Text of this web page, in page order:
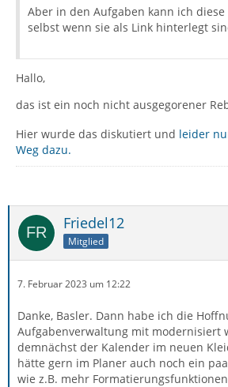
Aber in den Aufgaben kann ich
selbst wenn sie als Link hinterlegt
Hallo,
das ist ein noch nicht ausgegorener
Hier wurde das diskutiert und leider
Weg dazu.
Friedel12
Mitglied
7. Februar 2023 um 12:22
Danke, Basler. Dann habe ich die
Aufgabenverwaltung mit modernisiert
demnächst der Kalender im neuen
hätte gern im Planer auch noch ein
wie z.B. mehr